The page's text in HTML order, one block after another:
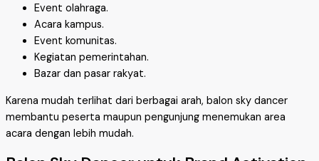
Event olahraga.
Acara kampus.
Event komunitas.
Kegiatan pemerintahan.
Bazar dan pasar rakyat.
Karena mudah terlihat dari berbagai arah, balon sky dancer
membantu peserta maupun pengunjung menemukan area
acara dengan lebih mudah.